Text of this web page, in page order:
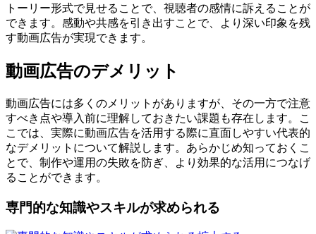
トーリー形式で見せることで、視聴者の感情に訴えることが
できます。感動や共感を引き出すことで、より深い印象を残
す動画広告が実現できます。
動画広告のデメリット
動画広告には多くのメリットがありますが、その一方で注意
すべき点や導入前に理解しておきたい課題も存在します。こ
こでは、実際に動画広告を活用する際に直面しやすい代表的
なデメリットについて解説します。あらかじめ知っておくこ
とで、制作や運用の失敗を防ぎ、より効果的な活用につなげ
ることができます。
専門的な知識やスキルが求められる